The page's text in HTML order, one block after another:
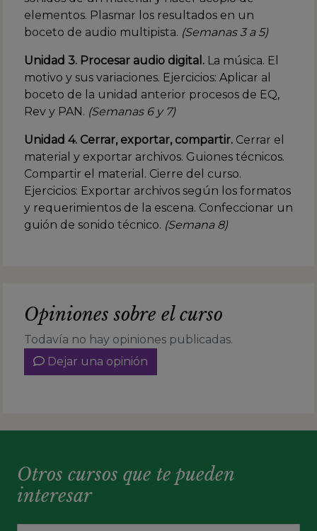
elementos. Plasmar los resultados en un
boceto de audio multipista. (Semanas 3 a 5)
Unidad 3. Procesar audio digital. La música. El
motivo y sus variaciones. Ejercicios: Aplicar al
boceto de la unidad anterior procesos de EQ,
Rev y PAN. (Semanas 6 y 7)
Unidad 4. Cerrar, exportar, compartir. Cerrar el
material y exportar archivos. Guiones técnicos.
Compartir el material. Cierre del curso.
Ejercicios: Exportar archivos según los formatos
y requerimientos de la escena. Confeccionar un
guión de sonido técnico. (Semana 8)
Opiniones sobre el curso
Todavía no hay opiniones publicadas.
Dejar una opinión
Otros cursos que te pueden
interesar